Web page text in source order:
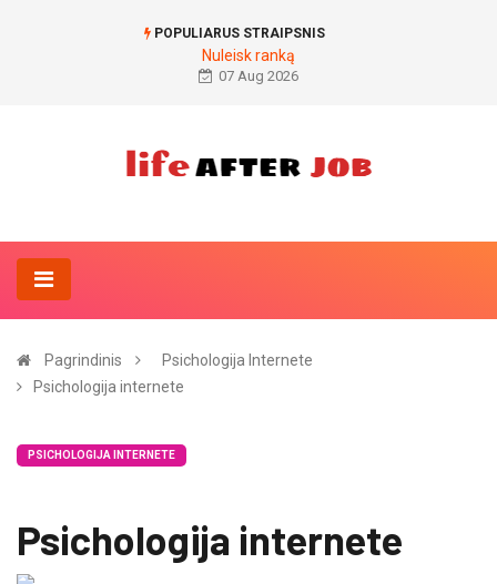
POPULIARUS STRAIPSNIS
Nuleisk ranką
07 Aug 2026
Pagrindinis
Psichologija Internete
Psichologija internete
PSICHOLOGIJA INTERNETE
Psichologija internete